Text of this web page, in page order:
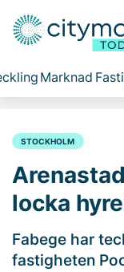
Marknad
STOCKHOLM
locka
Fabege har
fastigheten